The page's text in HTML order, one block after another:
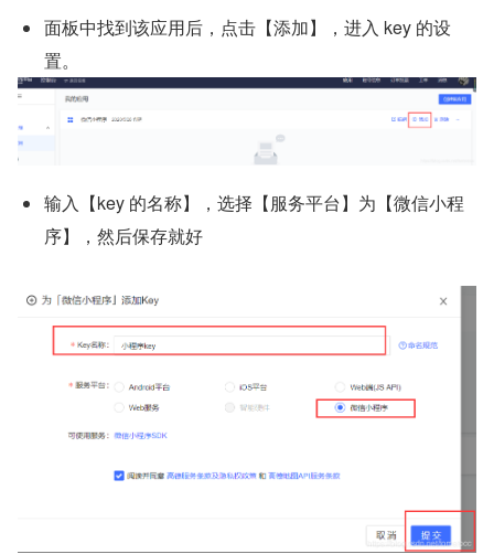
面板中找到该应用后，点击【添加】，进入 key 的设
置。
输入【key 的名称】，选择【服务平台】为【微信小程
序】，然后保存就好